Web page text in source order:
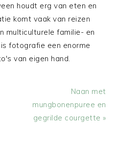
houdt erg van eten en
komt vaak van reizen
multiculturele familie- en
fotografie een enorme
van eigen hand.
Volgend
bericht:
Naan met
mungbonenpuree en
gegrilde courgette »